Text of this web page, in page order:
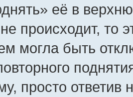
её в
происходит, то
могла быть
просто ответив